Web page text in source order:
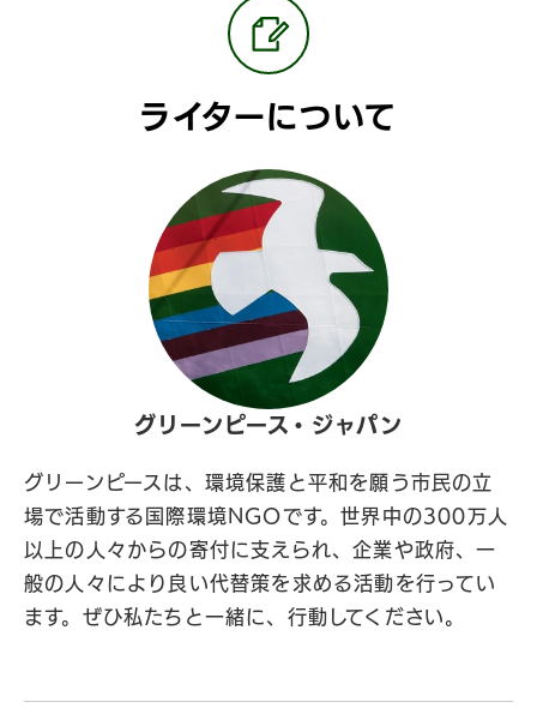
ライターについて
グリーンピース・ジャパン
グリーンピースは、環境保護と平和を願う市民の立
場で活動する国際環境NGOです。世界中の300万人
以上の人々からの寄付に支えられ、企業や政府、一
般の人々により良い代替策を求める活動を行ってい
ます。ぜひ私たちと一緒に、行動してください。